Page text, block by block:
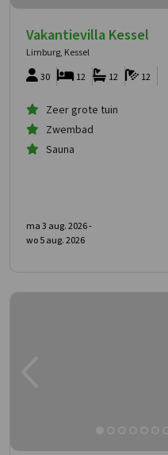
Vakantievilla Kessel
Limburg, Kessel
30 12
12
12
Zeer grote tuin
Zwembad
Sauna
ma 3 aug. 2026 -
wo 5 aug. 2026